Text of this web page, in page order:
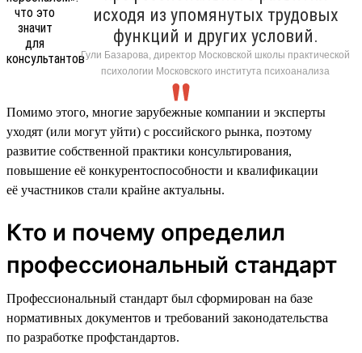
исходя из упомянутых трудовых
функций и других условий.
Гули Базарова, директор Московской школы практической
психологии Московского института психоанализа
Помимо этого, многие зарубежные компании и эксперты
уходят (или могут уйти) с российского рынка, поэтому
развитие собственной практики консультирования,
повышение её конкурентоспособности и квалификации
её участников стали крайне актуальны.
Кто и почему определил
профессиональный стандарт
Профессиональный стандарт был сформирован на базе
нормативных документов и требований законодательства
по разработке профстандартов.